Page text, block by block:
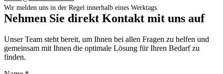
Wir melden uns in der Regel innerhalb eines Werktags.
Nehmen Sie direkt Kontakt mit uns auf
Unser Team steht bereit, um Ihnen bei allen Fragen zu helfen und
gemeinsam mit Ihnen die optimale Lösung für Ihren Bedarf zu
finden.